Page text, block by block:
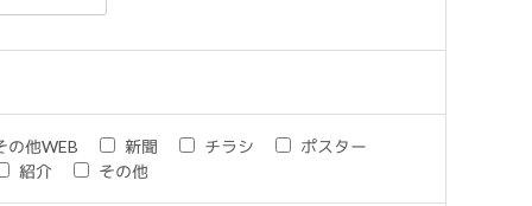
の他WEB 新聞 チラシ
ポスター
紹介 その他